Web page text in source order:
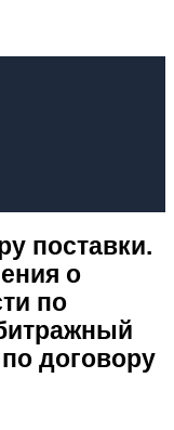
поставки.
о
по
договору